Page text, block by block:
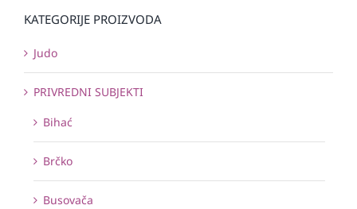
KATEGORIJE PROIZVODA
Judo
PRIVREDNI SUBJEKTI
Bihać
Brčko
Busovača